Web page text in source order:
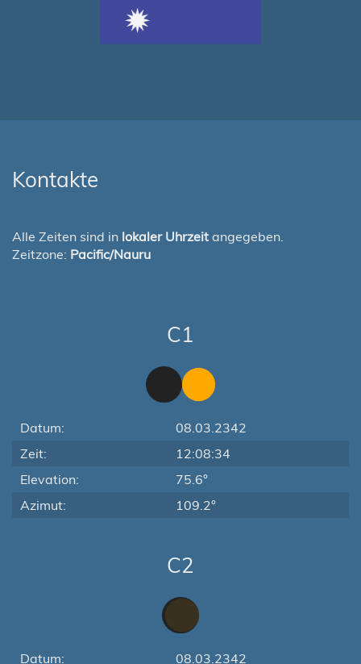
Kontakte
Alle Zeiten sind in lokaler Uhrzeit angegeben.
Zeitzone: Pacific/Nauru
C1
Datum:
08.03.2342
Zeit:
12:08:34
Elevation:
75.6°
Azimut:
109.2°
C2
Datum: 08.03.2342